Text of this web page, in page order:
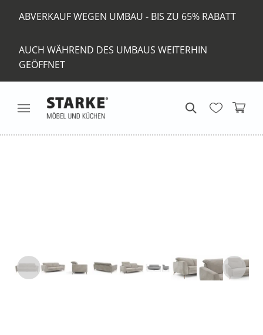
ABVERKAUF WEGEN UMBAU - BIS ZU 65% RABATT
AUCH WÄHREND DES UMBAUS WEITERHIN
GEÖFFNET